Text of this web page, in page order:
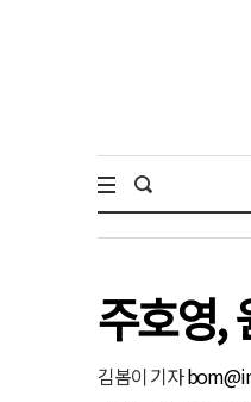
주호영,
김봄이 기자